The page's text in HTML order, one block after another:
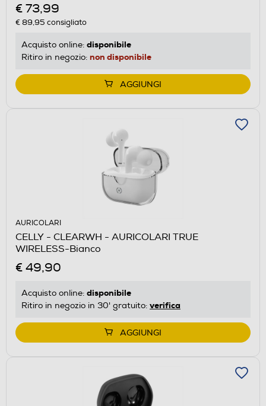
€ 73,99
€ 89,95 consigliato
Acquisto online: disponibile
Ritiro in negozio: non disponibile
AGGIUNGI
AURICOLARI
CELLY - CLEARWH - AURICOLARI TRUE
WIRELESS-Bianco
€ 49,90
Acquisto online: disponibile
Ritiro in negozio in 30' gratuito: verifica
AGGIUNGI